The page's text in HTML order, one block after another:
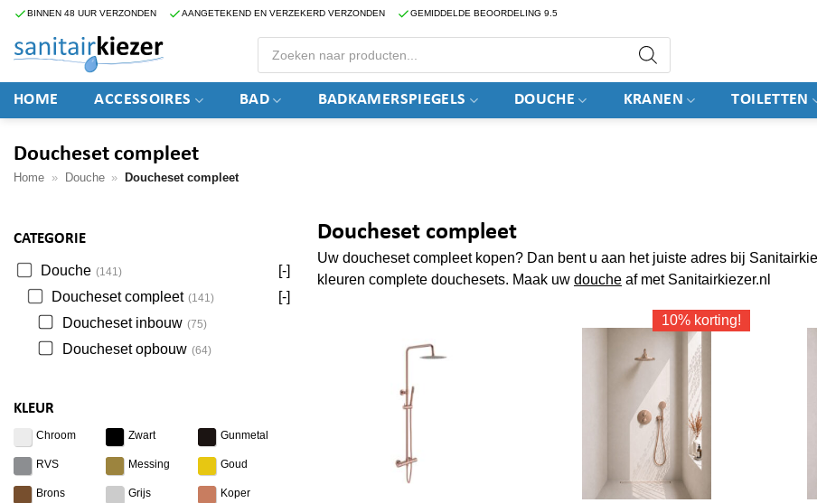
Ga
inhoud
BINNEN 48 UUR VERZONDEN AANGETEKEND EN VERZEKERD VERZONDEN GEMIDDELDE BEOORDELING 9.5
Producten
zoeken
HOME ACCESSOIRES BAD BADKAMERSPIEGELS DOUCHE KRANEN TOILETTEN
Doucheset compleet
Home » Douche » Doucheset compleet
CATEGORIE
Douche (141)
[-]
Doucheset compleet (141)
[-]
Doucheset inbouw (75)
Doucheset opbouw (64)
KLEUR
Doucheset compleet
Uw doucheset compleet kopen? Dan bent u aan het juiste adres bij
kleuren complete douchesets. Maak uw douche af met Sanitairkiezer.nl
10% korting!